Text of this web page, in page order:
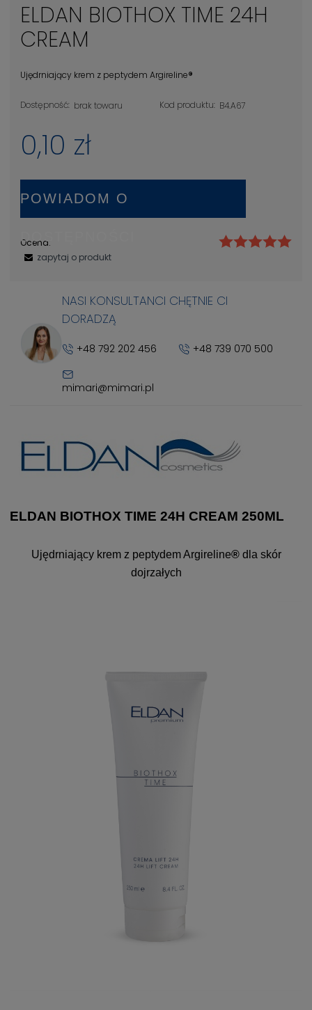
ELDAN BIOTHOX TIME 24H
CREAM
Ujędrniający krem z peptydem Argireline®
Dostępność: brak towaru Kod produktu: B4.A67
0,10 zł
POWIADOM O
DOSTĘPNOŚCI
Ocena:
zapytaj o produkt
NASI KONSULTANCI CHĘTNIE CI
DORADZĄ
+48 792 202 456 +48 739 070 500
mimari@mimari.pl
ELDAN BIOTHOX TIME 24H CREAM 250ML
Ujędrniający krem z peptydem Argireline®dla skór
dojrzałych